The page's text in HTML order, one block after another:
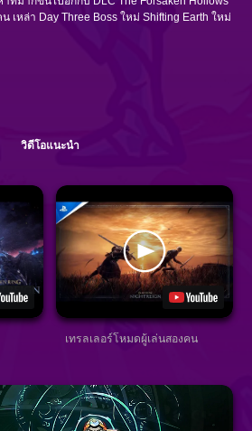
เหล่า Day Three Boss ใหม่ Shifting Earth ใหม่
วิดีโอแนะนำ
เทรลเลอร์โหมดผู้เล่นสองคน